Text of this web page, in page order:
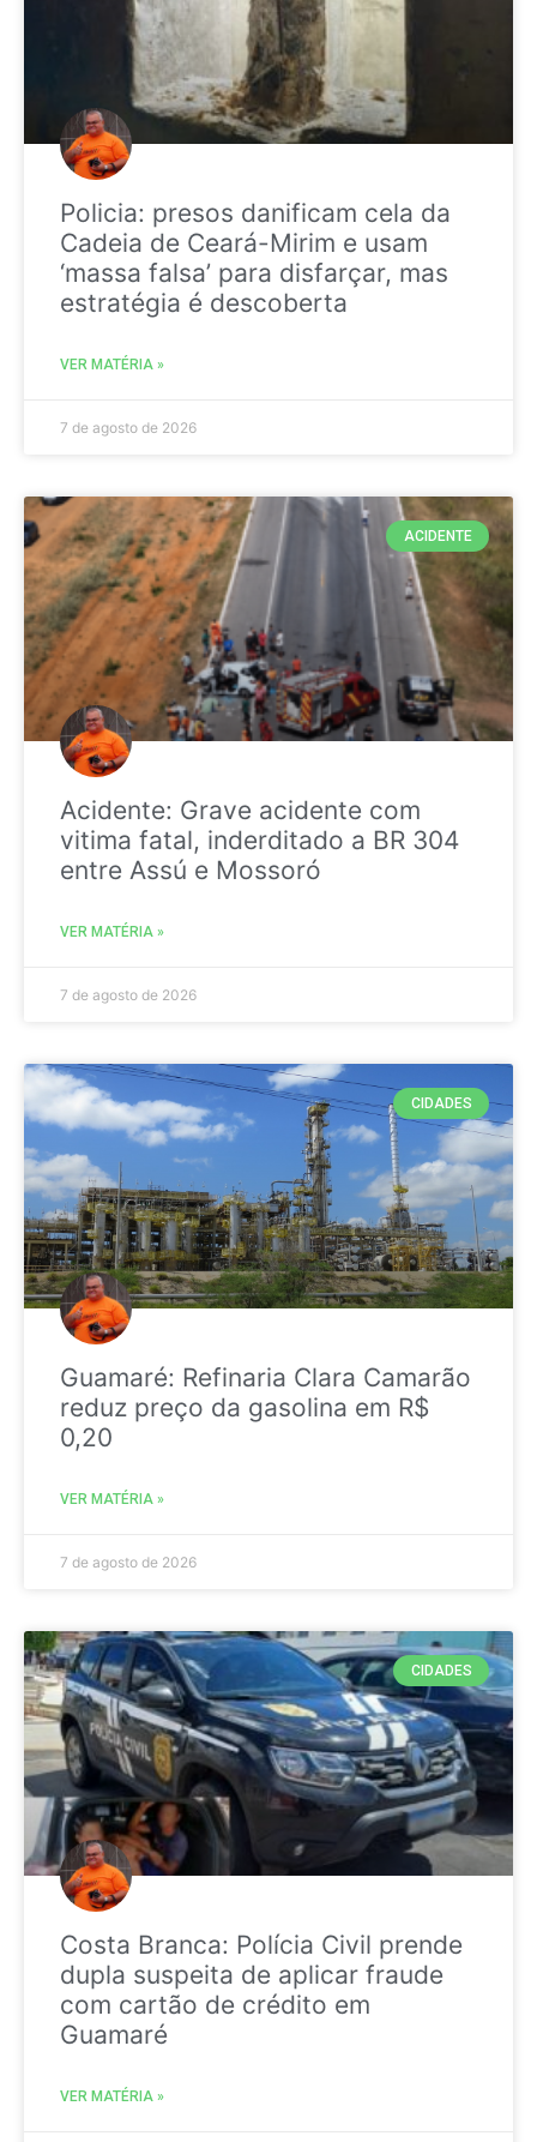
Policia: presos danificam cela da
Cadeia de Ceará-Mirim e usam
‘massa falsa’ para disfarçar, mas
estratégia é descoberta
VER MATÉRIA »
7 de agosto de 2026
ACIDENTE
Acidente: Grave acidente com
vitima fatal, inderditado a BR 304
entre Assú e Mossoró
VER MATÉRIA »
7 de agosto de 2026
CIDADES
Guamaré: Refinaria Clara Camarão
reduz preço da gasolina em R$
0,20
VER MATÉRIA »
7 de agosto de 2026
CIDADES
Costa Branca: Polícia Civil prende
dupla suspeita de aplicar fraude
com cartão de crédito em
Guamaré
VER MATÉRIA »